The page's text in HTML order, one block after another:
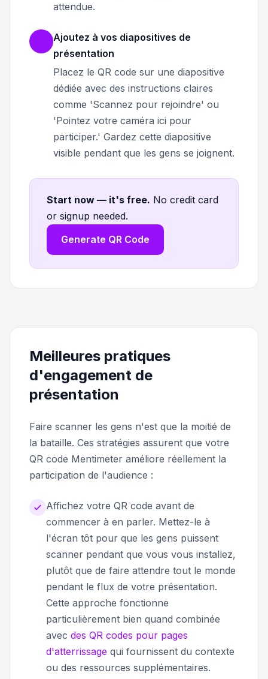
attendue.
Ajoutez à vos diapositives de
présentation
Placez le QR code sur une diapositive
dédiée avec des instructions claires
comme 'Scannez pour rejoindre' ou
'Pointez votre caméra ici pour
participer.' Gardez cette diapositive
visible pendant que les gens se joignent.
Start now — it's free. No credit card
or signup needed.
Generate QR Code
Meilleures pratiques
d'engagement de
présentation
Faire scanner les gens n'est que la moitié de
la bataille. Ces stratégies assurent que votre
QR code Mentimeter améliore réellement la
participation de l'audience :
Affichez votre QR code avant de
commencer à en parler. Mettez-le à
l'écran tôt pour que les gens puissent
scanner pendant que vous vous installez,
plutôt que de faire attendre tout le monde
pendant le flux de votre présentation.
Cette approche fonctionne
particulièrement bien quand combinée
avec des QR codes pour pages
d'atterrissage qui fournissent du contexte
ou des ressources supplémentaires.